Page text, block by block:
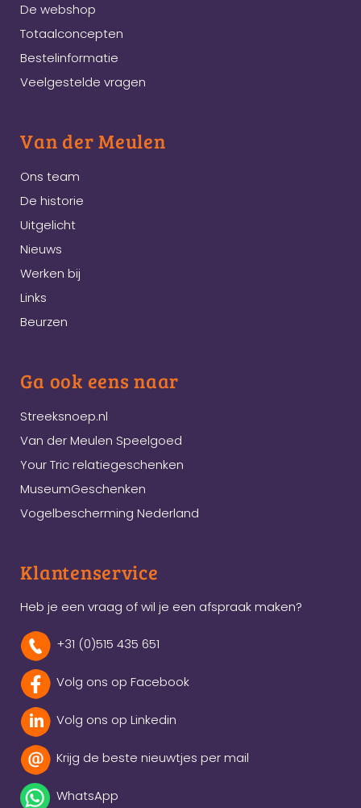
De webshop
Totaalconcepten
Bestelinformatie
Veelgestelde vragen
Van der Meulen
Ons team
De historie
Uitgelicht
Nieuws
Werken bij
Links
Beurzen
Ga ook eens naar
Streeksnoep.nl
Van der Meulen Speelgoed
Your Tric relatiegeschenken
MuseumGeschenken
Vogelbescherming Nederland
Klantenservice
Heb je een vraag of wil je een afspraak maken?
+31 (0)515 435 651
Volg ons op Facebook
Volg ons op Linkedin
Krijg de beste nieuwtjes per mail
WhatsApp